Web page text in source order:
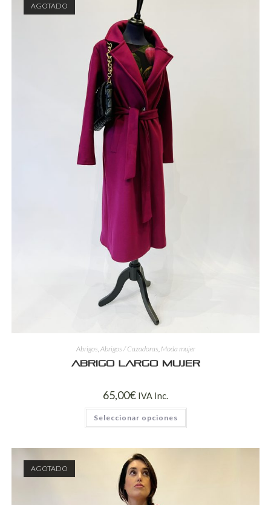
AGOTADO
Abrigos,Abrigos / Cazadoras, Moda mujer
Abrigo Largo Mujer
65,00€ IVA Inc.
Seleccionar opciones
AGOTADO